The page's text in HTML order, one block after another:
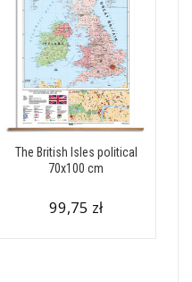
The British Isles political
70x100 cm
99,75 zł